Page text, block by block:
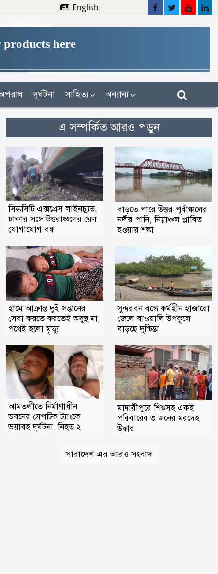
English
here
দূর্ঘটনা সাহিত্য অন্যান্য
এ সম্পর্কিত আরও পড়ুন
সিল্কসিটি এক্সপ্রেস লাইনচ্যুত,
ঢাকার সঙ্গে উত্তরাঞ্চলের রেল
যোগাযোগ বন্ধ
বাড়তে পারে উত্তর-পূর্বাঞ্চলের
নদীর পানি, নিম্নাঞ্চল প্লাবিত
হওয়ার শঙ্কা
হামে আক্রান্ত দুই সন্তানের
সেবা করতে করতেই অসুস্থ মা,
পথেই হলো মৃত্যু
সুন্দরবন বন্ধে কর্মহীন হাজারো
জেলে বাওয়ালি উপকূলে
বাড়ছে দুশ্চিন্তা
আমতলীতে নির্মাণাধীন
ভবনের সেপটিক ট্যাংকে
ভয়াবহ দুর্ঘটনা, নিহত ২
মাদারীপুরে শিশুসহ একই
পরিবারের ৩ জনের মরদেহ
উদ্ধার
সারাদেশ এর আরও সংবাদ